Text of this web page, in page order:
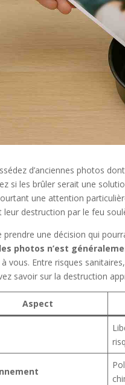
d’anciennes photos
si les brûler serait une
une attention
leur destruction par le feu
prendre une décision qui
photos n’est
à vous. Entre risques
savoir sur la destruction
Aspect